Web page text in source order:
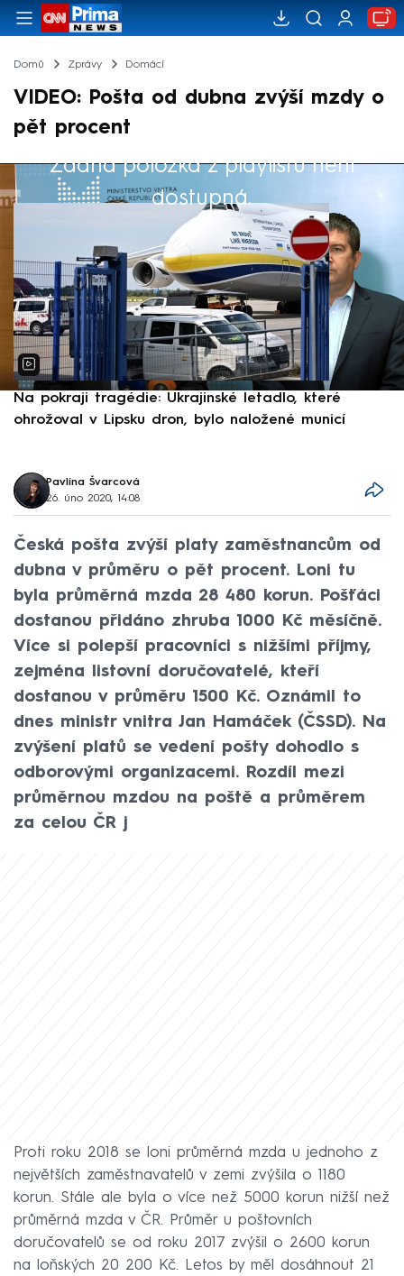
Domů Zprávy Domácí
VIDEO: Pošta od dubna zvýší mzdy o
pět procent
Žádná položka z playlistu není
dostupná.
Výběr redakce
Na pokraji tragédie: Ukrajinské letadlo, které
ohrožoval v Lipsku dron, bylo naložené municí
Pavlína Švarcová
26. úno 2020, 14:08
Česká pošta zvýší platy zaměstnancům od
dubna v průměru o pět procent. Loni tu
byla průměrná mzda 28 480 korun. Pošťáci
dostanou přidáno zhruba 1000 Kč měsíčně.
Více si polepší pracovníci s nižšími příjmy,
zejména listovní doručovatelé, kteří
dostanou v průměru 1500 Kč. Oznámil to
dnes ministr vnitra Jan Hamáček (ČSSD). Na
zvýšení platů se vedení pošty dohodlo s
odborovými organizacemi. Rozdíl mezi
průměrnou mzdou na poště a průměrem
za celou ČR j
Proti roku 2018 se loni průměrná mzda u jednoho z
největších zaměstnavatelů v zemi zvýšila o 1180
korun. Stále ale byla o více než 5000 korun nižší než
průměrná mzda v ČR. Průměr u poštovních
doručovatelů se od roku 2017 zvýšil o 2600 korun
na loňských 20 200 Kč. Letos by měl dosáhnout 21